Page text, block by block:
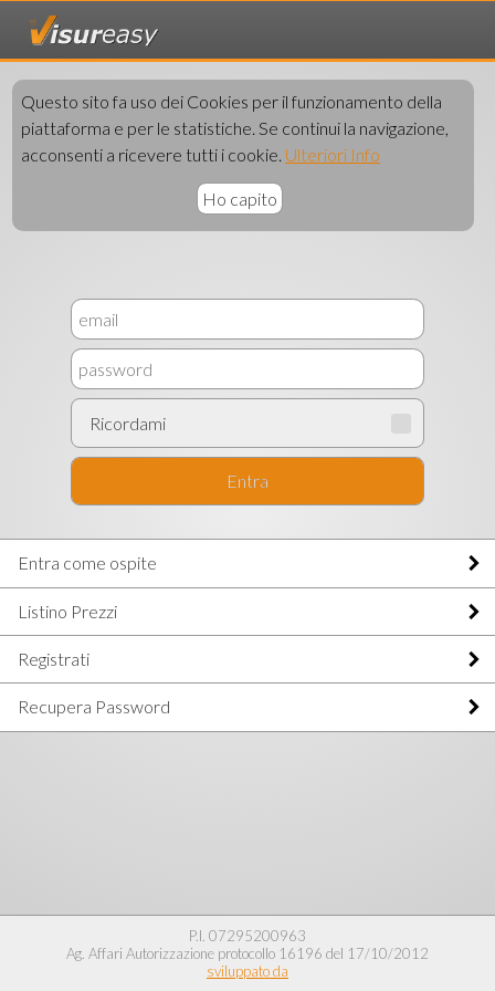
Questo sito fa uso dei Cookies per il funzionamento della
piattaforma e per le statistiche. Se continui la navigazione,
acconsenti a ricevere tutti i cookie. Ulteriori Info
Ho capito
Ricordami
Entra
Entra come ospite
Listino Prezzi
Registrati
Recupera Password
P.I. 07295200963
Ag. Affari Autorizzazione protocollo 16196 del 17/10/2012
sviluppato da